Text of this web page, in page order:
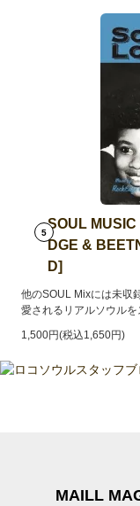
5
SOUL
DGE &
D]
他のSOUL Mixには未収
愛されるリアルソウル
1,500円(税込1,650円)
MAILL